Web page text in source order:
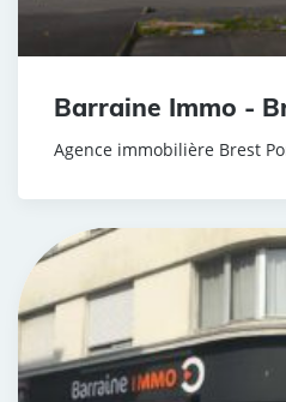
Barraine Immo -
Agence immobilière Brest